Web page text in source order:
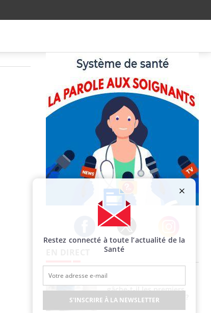
Facebook Twitter Instagram
gâche-t-il les premiers
jours de vos vacances ?
Restez connecté à toute l’actualité de la
Santé
S'INSCRIRE À LA NEWSLETTER